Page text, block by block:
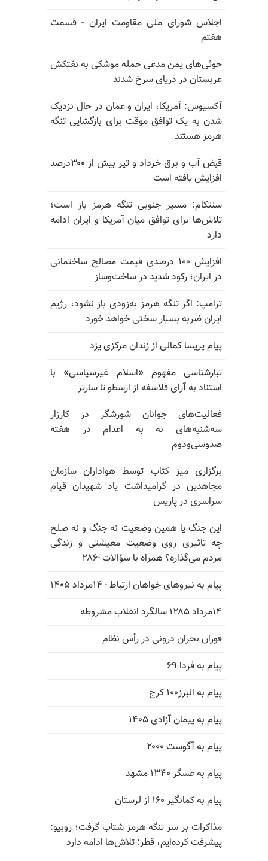
اجلاس شورای ملی مقاومت ایران - قسمت
هفتم
حوثی‌های یمن مدعی حمله موشکی به نفتکش
عربستان در دریای سرخ شدند
آکسیوس: آمریکا، ایران و عمان در حال نزدیک
شدن به یک توافق موقت برای بازگشایی تنگه
هرمز هستند
قبض آب و برق خرداد و تیر بیش از ۳۰۰درصد
افزایش یافته است
سنتکام: مسیر جنوبی تنگه هرمز باز است؛
تلاش‌ها برای توافق میان آمریکا و ایران ادامه
دارد
افزایش ۱۰۰ درصدی قیمت مصالح ساختمانی
در ایران؛ رکود شدید در ساخت‌وساز
ترامپ: اگر تنگه هرمز به‌زودی باز نشود، رژیم
ایران ضربه بسیار سختی خواهد خورد
پیام پریسا کمالی از زندان مرکزی یزد
تبارشناسی مفهوم «اسلام غیرسیاسی» با
استناد به آرای فلاسفه از ارسطو تا سارتر
فعالیت‌های جوانان شورشگر در کارزار
سه‌شنبه‌های نه به اعدام در هفته
صدوسی‌و‌دوم
برگزاری میز کتاب توسط هواداران سازمان
مجاهدین در گرامیداشت یاد شهیدان قیام
سراسری در پاریس
این جنگ یا همین وضعیت نه جنگ و نه صلح
چه تاثیری روی وضعیت معیشتی و زندگی
مردم می‌گذاره؟ همراه با سؤالات -۲۸۶
پیام به نیروهای خواهان ارتباط - ۱۴مرداد ۱۴۰۵
۱۴مرداد ۱۲۸۵ سالگرد انقلاب مشروطه
فوران بحران درونی در رأس نظام
پیام به فردا ۶۹
پیام به البرز۱۰۰ کرج
پیام به پیمان آزادی ۱۴۰۵
پیام به آگوست ۲۰۰۰
پیام به عسگر ۱۳۴۰ مشهد
پیام به کمانگیر ۱۶۰ از لرستان
مذاکرات بر سر تنگه هرمز شتاب گرفت؛ روبیو:
پیشرفت کرده‌ایم، قطر: تلاش‌ها ادامه دارد